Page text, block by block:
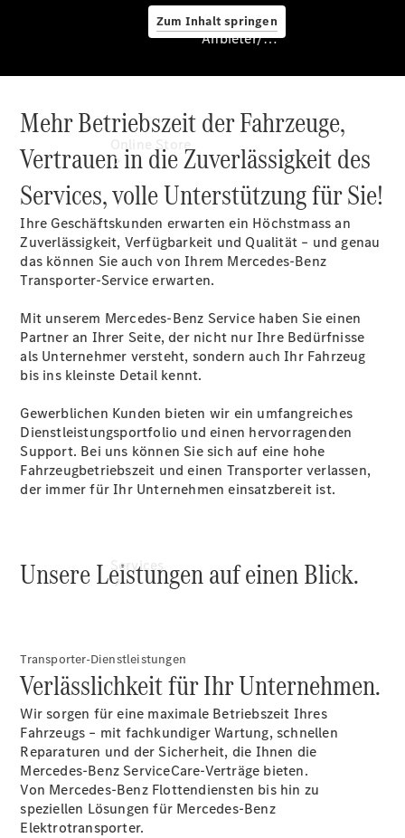
Zum Inhalt springen
Anbieter/Datenschutz
Online Store
Occasionsfahrzeuge
Fahrzeugzubehör
Digitale
Extras
Services
Übersicht
Van-Service
Pannenhilfe
und
Kundensupport
Mobilitätslösungen
Intelligente
Anbieter/Datenschutz
Mehr Betriebszeit der Fahrzeuge,
Vertrauen in die Zuverlässigkeit des
Services, volle Unterstützung für Sie!
Ihre Geschäftskunden erwarten ein Höchstmass an
Zuverlässigkeit, Verfügbarkeit und Qualität – und genau
das können Sie auch von Ihrem Mercedes-Benz
Transporter-Service erwarten.
Mit unserem Mercedes-Benz Service haben Sie einen
Partner an Ihrer Seite, der nicht nur Ihre Bedürfnisse
als Unternehmer versteht, sondern auch Ihr Fahrzeug
bis ins kleinste Detail kennt.
Gewerblichen Kunden bieten wir ein umfangreiches
Dienstleistungsportfolio und einen hervorragenden
Support. Bei uns können Sie sich auf eine hohe
Fahrzeugbetriebszeit und einen Transporter verlassen,
der immer für Ihr Unternehmen einsatzbereit ist.
Unsere Leistungen auf einen Blick.
Transporter-Dienstleistungen
Verlässlichkeit für Ihr Unternehmen.
Wir sorgen für eine maximale Betriebszeit Ihres
Fahrzeugs – mit fachkundiger Wartung, schnellen
Reparaturen und der Sicherheit, die Ihnen die
Mercedes-Benz ServiceCare-Verträge bieten.
Von Mercedes-Benz Flottendiensten bis hin zu
speziellen Lösungen für Mercedes-Benz
Elektrotransporter.